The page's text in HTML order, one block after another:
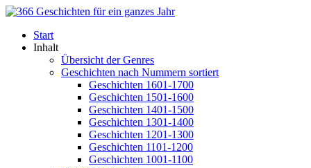
Start
Inhalt
Übersicht der Genres
Geschichten nach Nummern sortiert
Geschichten 1601-1700
Geschichten 1501-1600
Geschichten 1401-1500
Geschichten 1301-1400
Geschichten 1201-1300
Geschichten 1101-1200
Geschichten 1001-1100